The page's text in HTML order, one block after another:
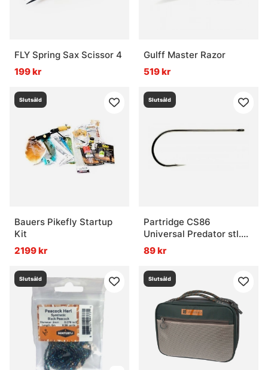
FLY Spring Sax Scissor 4
199 kr
Gulff Master Razor
519 kr
Slutsåld
Bauers Pikefly Startup
Kit
2199 kr
Slutsåld
Partridge CS86
Universal Predator stl.
4/0 (10-Pack)
89 kr
Slutsåld Slutsåld